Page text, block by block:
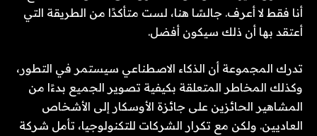
أنا فقط لا أعرف. جالسًا هنا، لست متأكدًا من الطريقة التي
أعتقد بها أن ذلك سيكون أفضل.
تدرك المجموعة أن الذكاء الاصطناعي سيستمر في التطور،
وكذلك المخاطر المتعلقة بكيفية تصوير الجميع بدءًا من
المشاهير الحائزين على جائزة الأوسكار إلى الأشخاص
العاديين. ولكن مع تكرار الشركات للتكنولوجيا، تأمل شركة